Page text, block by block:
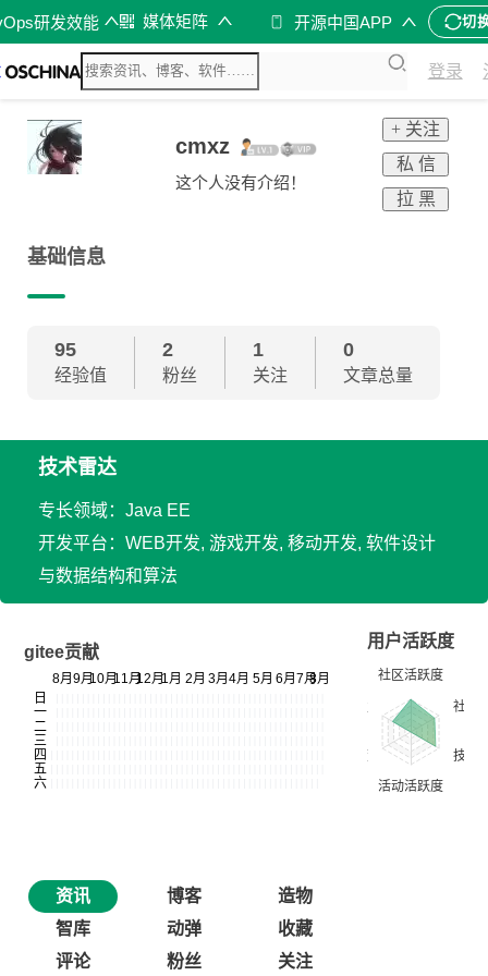
研发效能 媒体矩阵 开源中国APP 切
登录
cmxz
这个人没有介绍！
+ 关注
私 信
拉 黑
基础信息
95
经验值
2
粉丝
1
关注
0
文章总量
技术雷达
专长领域：Java EE
开发平台：WEB开发, 游戏开发, 移动开发, 软件设计
与数据结构和算法
gitee贡献
用户活跃度
资讯 博客
造物
智库
动弹
收藏
评论
粉丝 关注